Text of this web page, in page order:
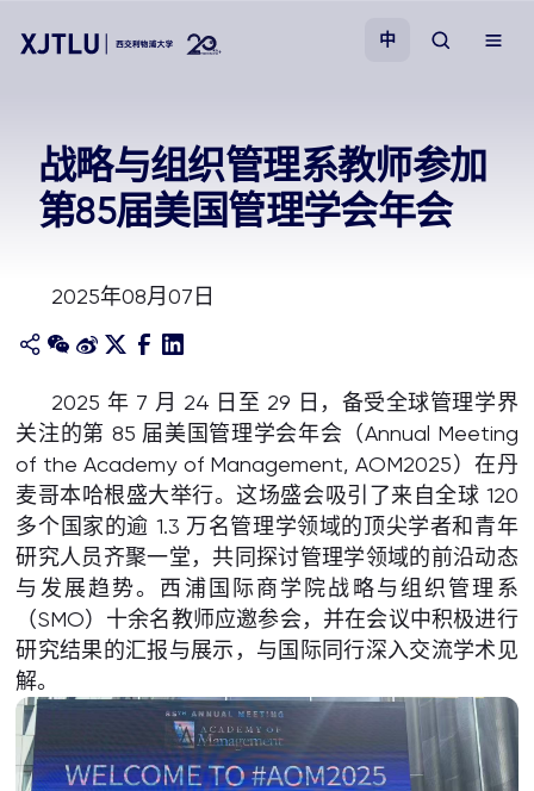
招生
学院
校园生活
关于我们
中
战略与组织管理系教师参加
第85届美国管理学会年会
2025年08月07日
2025 年 7 月 24 日至 29 日，备受全球管理学界
关注的第 85 届美国管理学会年会（Annual Meeting
of the Academy of Management, AOM2025）在丹
麦哥本哈根盛大举行。这场盛会吸引了来自全球 120
多个国家的逾 1.3 万名管理学领域的顶尖学者和青年
研究人员齐聚一堂，共同探讨管理学领域的前沿动态
与发展趋势。西浦国际商学院战略与组织管理系
（SMO）十余名教师应邀参会，并在会议中积极进行
研究结果的汇报与展示，与国际同行深入交流学术见
解。